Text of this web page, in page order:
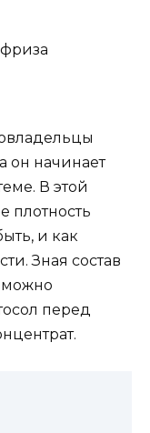
он начинает
В этой
плотность
и как
Зная состав
перед